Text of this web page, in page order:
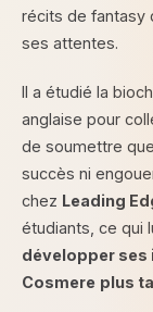
récits de fantasy
ses attentes.
Il a étudié la
anglaise pour
de soumettre
succès ni
chez Leading
étudiants, ce qui
développer ses
Cosmere plus